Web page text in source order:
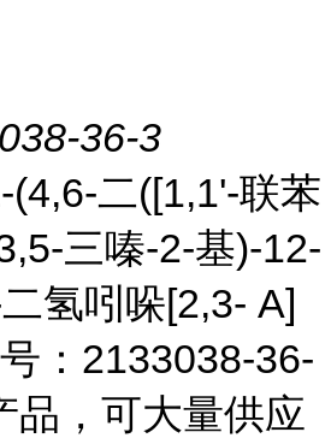
36-3
(4,6-二([1,1'-联苯
三嗪-2-基)-12-
氢吲哚[2,3- A]
：2133038-36-
品，可大量供应